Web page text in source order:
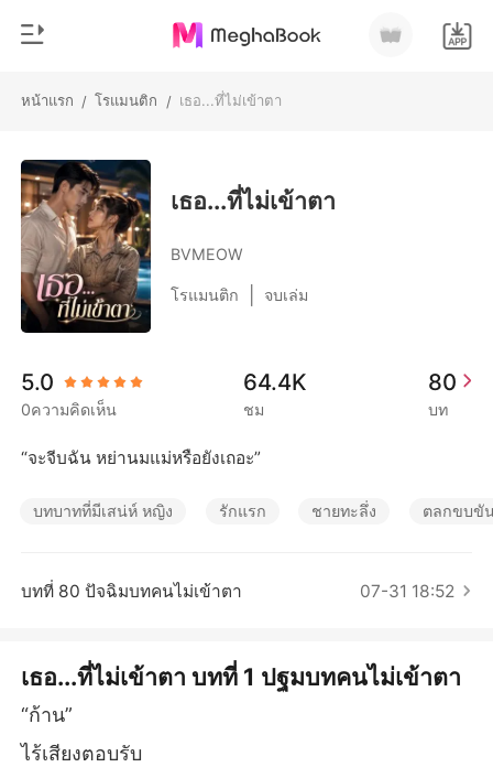
หน้าแรก / โรแมนติก / เธอ...ที่ไม่เข้าตา
เติมเงิน
ประวัติการอ่าน
ออกจากระบบ
ดาวน์โหลดแอป
หมวดหมู่
สมัยใหม่
ประวัติศาสตร์
โรแมนติก
มหาเศรษฐี
เรื่องสั้นคัดสรร
เธอ...ที่ไม่เข้าตา
BVMEOW
โรแมนติก จบเล่ม
5.0
0ความคิดเห็น
64.4K
ชม
80
บท
“จะจีบฉัน หย่านมแม่หรือยังเถอะ”
บทบาทที่มีเสน่ห์ หญิง รักแรก ชายทะลึ่ง ตลกขบขั
บทที่ 80 ปัจฉิมบทคนไม่เข้าตา 07-31 18:52
เธอ...ที่ไม่เข้าตา บทที่ 1 ปฐมบทคนไม่เข้าตา
“ก้าน”
ไร้เสียงตอบรับ